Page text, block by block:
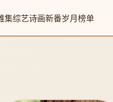
集综艺诗画新番岁月榜单